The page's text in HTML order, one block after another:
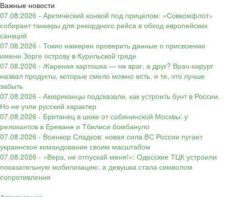
Важные новости
07.08.2026 - Арктический конвой под прицелом: «Совкомфлот»
собирает танкеры для рекордного рейса в обход европейских
санкций
07.08.2026 - Токио намерен проверить данные о присвоении
имени Зорге острову в Курильской гряде
07.08.2026 - Жареная картошка — не враг, а друг? Врач-хирург
назвал продукты, которые смело можно есть, и те, что лучше
забыть
07.08.2026 - Американцы подсказали, как устроить бунт в России.
Но не учли русский характер
07.08.2026 - Британец в шоке от собянинской Москвы: у
релокантов в Ереване и Тбилиси бомбануло
07.08.2026 - Военкор Сладков: новая сила ВС России пугает
украинское командование своим масштабом
07.08.2026 - «Вера, не отпускай меня!»: Одесские ТЦК устроили
показательную мобилизацию, а девушка стала символом
сопротивления